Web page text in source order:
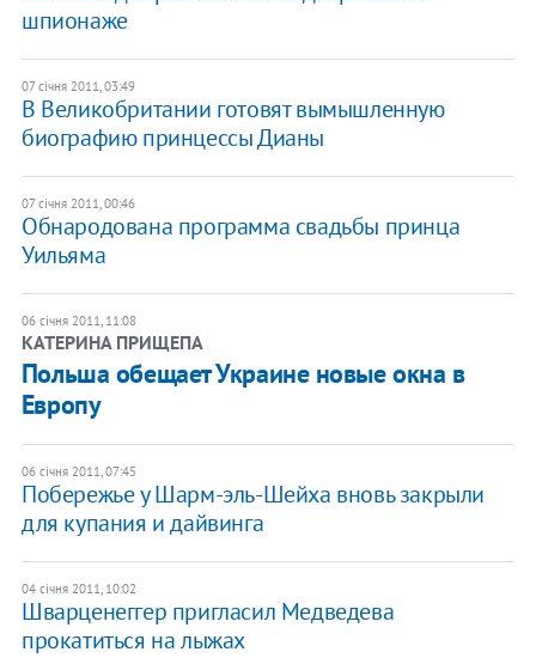
шпионаже
07 січня 2011, 03:49
В Великобритании готовят вымышленную
биографию принцессы Дианы
07 січня 2011, 00:46
Обнародована программа свадьбы принца
Уильяма
06 січня 2011, 11:08
КАТЕРИНА ПРИЩЕПА
Польша обещает Украине новые окна в
Европу
06 січня 2011, 07:45
Побережье у Шарм-эль-Шейха вновь закрыли
для купания и дайвинга
04 січня 2011, 10:02
Шварценеггер пригласил Медведева
прокатиться на лыжах